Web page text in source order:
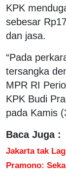
KPK
sebesar
dan jasa.
“Pada
tersangka
MPR RI
KPK Budi
pada Kamis
Baca Juga :
Jakarta tak
Pramono: